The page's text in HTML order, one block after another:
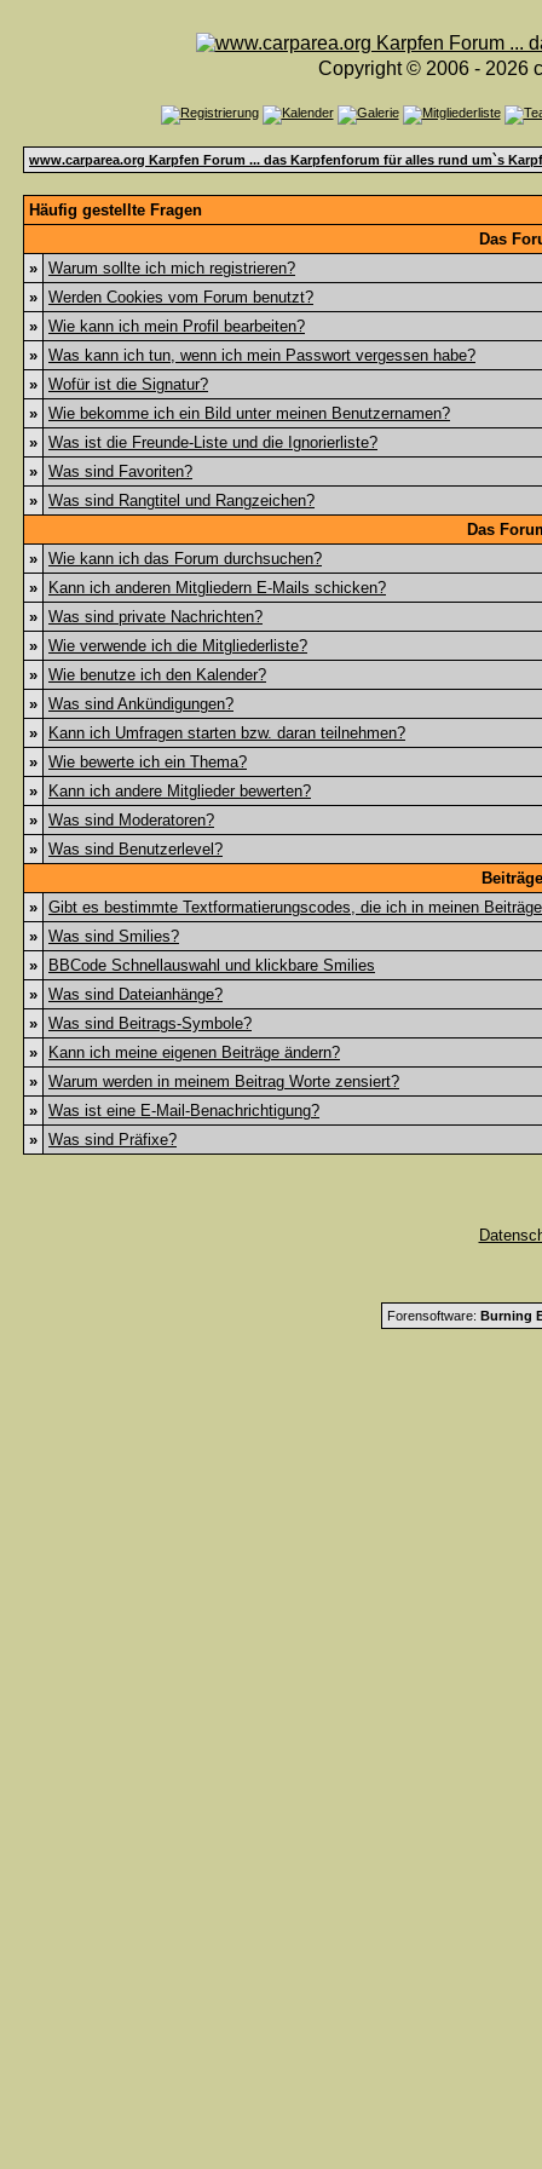
Copyright © 2006 - 2026
www.carparea.org Karpfen Forum ... das Karpfenforum für alles rund um`s
Häufig gestellte Fragen
Das
» Warum sollte ich mich registrieren?
» Werden Cookies vom Forum benutzt?
» Wie kann ich mein Profil bearbeiten?
» Was kann ich tun, wenn ich mein Passwort vergessen habe?
» Wofür ist die Signatur?
» Wie bekomme ich ein Bild unter meinen Benutzernamen?
» Was ist die Freunde-Liste und die Ignorierliste?
» Was sind Favoriten?
» Was sind Rangtitel und Rangzeichen?
Das
» Wie kann ich das Forum durchsuchen?
»
Kann ich anderen Mitgliedern E-Mails schicken?
» Was sind private Nachrichten?
» Wie verwende ich die Mitgliederliste?
» Wie benutze ich den Kalender?
» Was sind Ankündigungen?
»
Kann ich Umfragen starten bzw. daran teilnehmen?
» Wie bewerte ich ein Thema?
»
Kann ich andere Mitglieder bewerten?
» Was sind Moderatoren?
» Was sind Benutzerlevel?
» Gibt es bestimmte Textformatierungscodes, die ich in meinen
» Was sind Smilies?
»
BBCode Schnellauswahl und klickbare Smilies
» Was sind Dateianhänge?
» Was sind Beitrags-Symbole?
»
Kann ich meine eigenen Beiträge ändern?
» Warum werden in meinem Beitrag Worte zensiert?
» Was ist eine E-Mail-Benachrichtigung?
» Was sind Präfixe?
Forensoftware: Burning